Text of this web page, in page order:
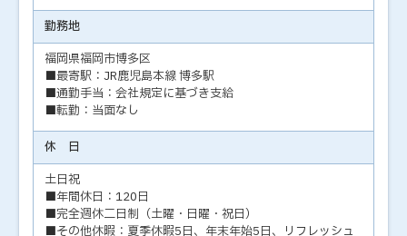
勤務地
福岡県福岡市博多区
■最寄駅：JR鹿児島本線 博多駅
■通勤手当：会社規定に基づき支給
■転勤：当面なし
休 日
土日祝
■年間休日：120日
■完全週休二日制（土曜・日曜・祝日）
■その他休暇：夏季休暇5日、年末年始5日、リフレッシュ